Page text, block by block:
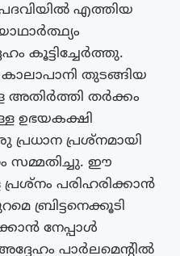
പദവിയിൽ എത്തിയ
കൂട്ടിച്ചേർത്തു.
തുടങ്ങിയ
അതിർത്തി തർക്കം
ഉഭയകക്ഷി
പ്രശ്നമായി
സമ്മതിച്ചു. ഈ
പരിഹരിക്കാൻ
ബ്രിട്ടനെക്കൂടി
നേപ്പാൾ
പാർലമെന്റിൽ